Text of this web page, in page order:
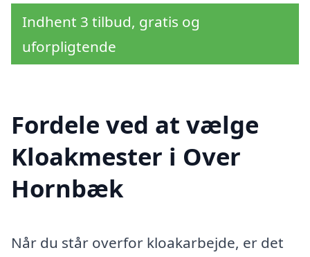
Indhent 3 tilbud, gratis og
uforpligtende
Fordele ved at vælge
Kloakmester i Over
Hornbæk
Når du står overfor kloakarbejde, er det